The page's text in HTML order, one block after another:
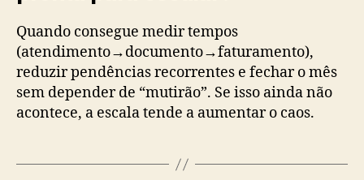
Quando consegue medir tempos
(atendimento→documento→faturamento),
reduzir pendências recorrentes e fechar o mês
sem depender de “mutirão”. Se isso ainda não
acontece, a escala tende a aumentar o caos.